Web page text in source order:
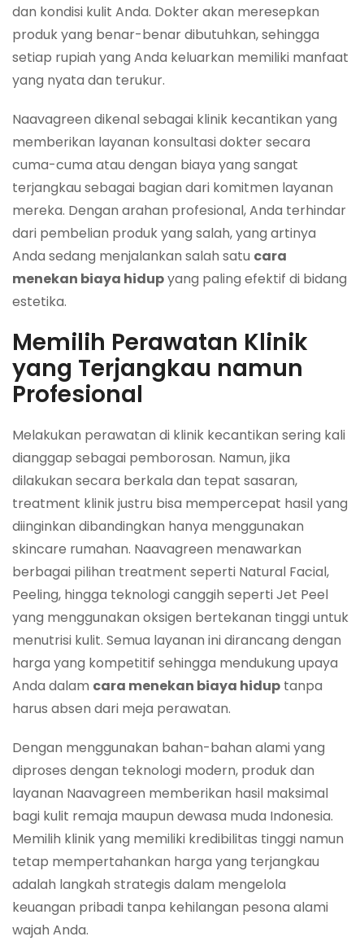
dan kondisi kulit Anda. Dokter akan meresepkan
produk yang benar-benar dibutuhkan, sehingga
setiap rupiah yang Anda keluarkan memiliki manfaat
yang nyata dan terukur.
Naavagreen dikenal sebagai klinik kecantikan yang
memberikan layanan konsultasi dokter secara
cuma-cuma atau dengan biaya yang sangat
terjangkau sebagai bagian dari komitmen layanan
mereka. Dengan arahan profesional, Anda terhindar
dari pembelian produk yang salah, yang artinya
Anda sedang menjalankan salah satu cara
menekan biaya hidupyang paling efektif di bidang
estetika.
Memilih Perawatan Klinik
yang Terjangkau namun
Profesional
Melakukan perawatan di klinik kecantikan sering kali
dianggap sebagai pemborosan. Namun, jika
dilakukan secara berkala dan tepat sasaran,
treatment klinik justru bisa mempercepat hasil yang
diinginkan dibandingkan hanya menggunakan
skincare rumahan. Naavagreen menawarkan
berbagai pilihan treatment seperti Natural Facial,
Peeling, hingga teknologi canggih seperti Jet Peel
yang menggunakan oksigen bertekanan tinggi untuk
menutrisi kulit. Semua layanan ini dirancang dengan
harga yang kompetitif sehingga mendukung upaya
Anda dalam cara menekan biaya hidup tanpa
harus absen dari meja perawatan.
Dengan menggunakan bahan-bahan alami yang
diproses dengan teknologi modern, produk dan
layanan Naavagreen memberikan hasil maksimal
bagi kulit remaja maupun dewasa muda Indonesia.
Memilih klinik yang memiliki kredibilitas tinggi namun
tetap mempertahankan harga yang terjangkau
adalah langkah strategis dalam mengelola
keuangan pribadi tanpa kehilangan pesona alami
wajah Anda.